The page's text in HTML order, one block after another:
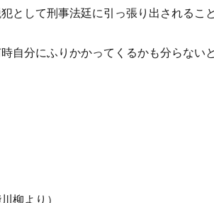
として刑事法廷に引っ張り出されるこ
自分にふりかかってくるかも分らない
柳より）